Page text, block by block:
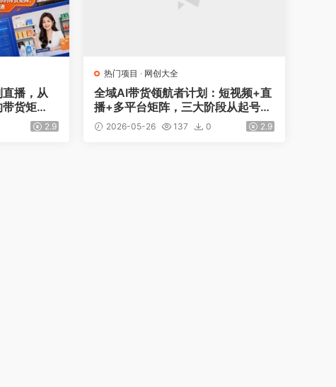
播，从
货矩
带货赛2.9
热门项目 · 网创大全
全域AI带货领航者计划：短视频+直
播+多平台矩阵，三大阶段从起号变
现到长效经营
2026-05-26 137 0 2.9